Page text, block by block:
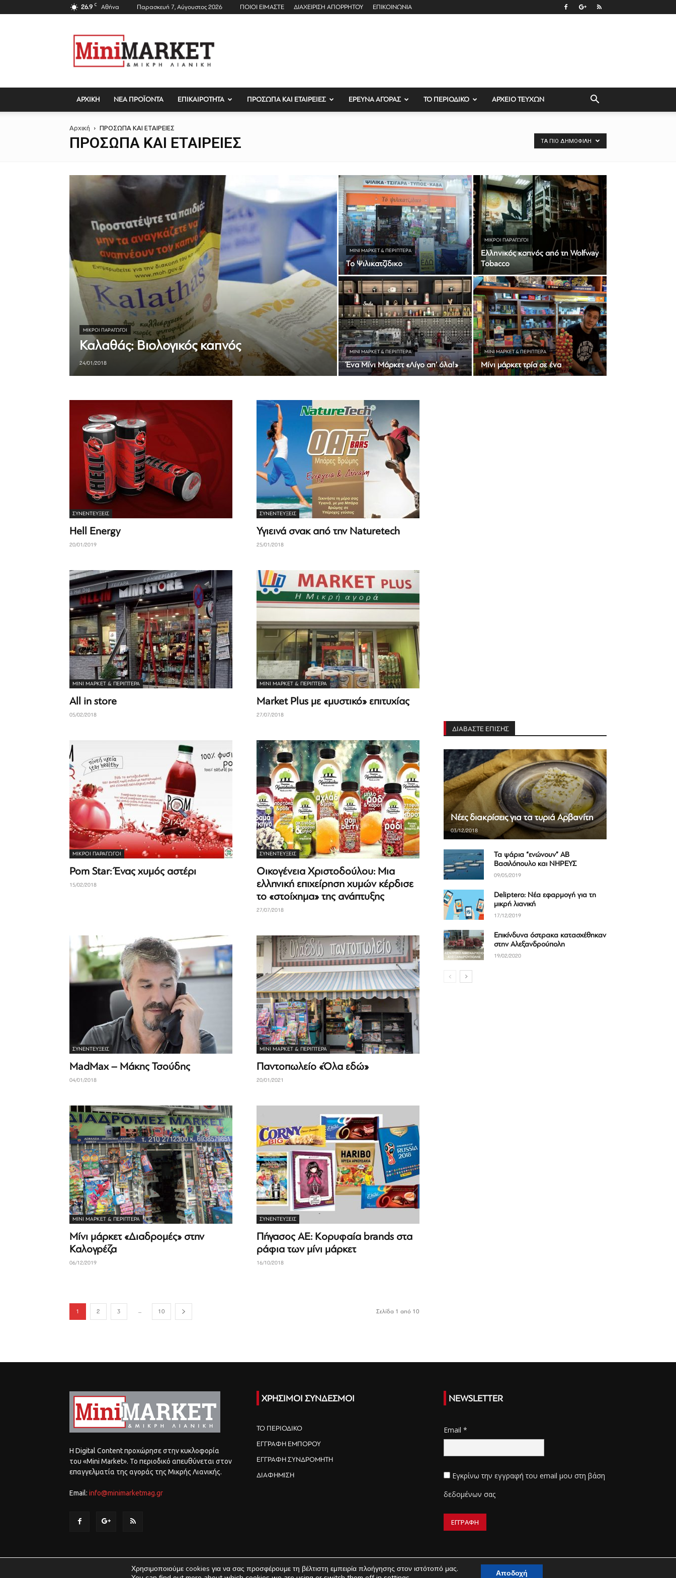
26.9 C Αθήνα Παρασκευή 7, Αύγουστος 2026 ΠΟΙΟΙ ΕΙΜΑΣΤΕ ΔΙΑΧΕΙΡΙΣΗ ΑΠΟΡΡΗΤΟΥ ΕΠΙΚΟΙΝΩΝΙΑ
Mini
Market
Magazine
ΑΡΧΙΚΗ ΝΕΑ ΠΡΟΪΟΝΤΑ ΕΠΙΚΑΙΡΟΤΗΤΑ ΠΡΟΣΩΠΑ ΚΑΙ ΕΤΑΙΡΕΙΕΣ ΕΡΕΥΝΑ ΑΓΟΡΑΣ ΤΟ ΠΕΡΙΟΔΙΚΟ ΑΡΧΕΙΟ ΤΕΥΧΩΝ
Αρχική ΠΡΟΣΩΠΑ ΚΑΙ ΕΤΑΙΡΕΙΕΣ
ΠΡΟΣΩΠΑ ΚΑΙ ΕΤΑΙΡΕΙΕΣ ΤΑ ΠΙΟ ΔΗΜΟΦΙΛΉ
ΜΙΚΡΟΊ ΠΑΡΑΓΩΓΟΊ
Καλαθάς: Βιολογικός καπνός
24/01/2018
ΜΊΝΙ ΜΆΡΚΕΤ & ΠΕΡΊΠΤΕΡΑ
Το Ψιλικατζίδικο
ΜΙΚΡΟΊ ΠΑΡΑΓΩΓΟΊ
Ελληνικός καπνός από τη Wolfway
Tobacco
ΜΊΝΙ ΜΆΡΚΕΤ & ΠΕΡΊΠΤΕΡΑ
Ένα Μίνι Μάρκετ «Λίγο απ’ όλα!»
ΜΊΝΙ ΜΆΡΚΕΤ & ΠΕΡΊΠΤΕΡΑ
Μίνι μάρκετ τρία σε ένα
ΣΥΝΕΝΤΕΎΞΕΙΣ
Hell Energy
20/01/2019
ΣΥΝΕΝΤΕΎΞΕΙΣ
Υγιεινά σνακ από την Naturetech
25/01/2018
ΜΊΝΙ ΜΆΡΚΕΤ & ΠΕΡΊΠΤΕΡΑ
All in store
05/02/2018
ΜΊΝΙ ΜΆΡΚΕΤ & ΠΕΡΊΠΤΕΡΑ
Market Plus με «μυστικό» επιτυχίας
27/07/2018
ΜΙΚΡΟΊ ΠΑΡΑΓΩΓΟΊ
Pom Star: Ένας χυμός αστέρι
15/02/2018
ΣΥΝΕΝΤΕΎΞΕΙΣ
Οικογένεια Χριστοδούλου: Μια
ελληνική επιχείρηση χυμών κέρδισε
το «στοίχημα» της ανάπτυξης
27/07/2018
ΣΥΝΕΝΤΕΎΞΕΙΣ
MadMax – Μάκης Τσούδης
04/01/2018
ΜΊΝΙ ΜΆΡΚΕΤ & ΠΕΡΊΠΤΕΡΑ
Παντοπωλείο «Όλα εδώ»
20/01/2021
ΜΊΝΙ ΜΆΡΚΕΤ & ΠΕΡΊΠΤΕΡΑ
Μίνι μάρκετ «Διαδρομές» στην
Καλογρέζα
06/12/2019
ΣΥΝΕΝΤΕΎΞΕΙΣ
Πήγασος ΑΕ: Κορυφαία brands στα
ράφια των μίνι μάρκετ
16/10/2018
1 2 3 ... 10 Σελίδα 1 από 10
ΔΙΑΒΑΣΤΕ ΕΠΙΣΗΣ
Νέες διακρίσεις για τα τυριά Αρβανίτη
03/12/2018
Τα ψάρια “ενώνουν” ΑΒ
Βασιλόπουλο και ΝΗΡΕΥΣ
09/05/2019
Deliptero: Nέα εφαρμογή για τη
μικρή λιανική
17/12/2019
Επικίνδυνα όστρακα κατασχέθηκαν
στην Αλεξανδρούπολη
19/02/2020
Η Digital Content προχώρησε στην κυκλοφορία
του «Mini Market». Το περιοδικό απευθύνεται στον
επαγγελματία της αγοράς της Μικρής Λιανικής.
Email: info@minimarketmag.gr
ΧΡΗΣΙΜΟΙ ΣΥΝΔΕΣΜΟΙ
ΤΟ ΠΕΡΙΟΔΙΚΟ
ΕΓΓΡΑΦΗ ΕΜΠΟΡΟΥ
ΕΓΓΡΑΦΗ ΣΥΝΔΡΟΜΗΤΗ
ΔΙΑΦΗΜΙΣΗ
NEWSLETTER
Email *
Εγκρίνω την εγγραφή του email μου στη βάση
δεδομένων σας
Χρησιμοποιούμε cookies για να σας προσφέρουμε τη βέλτιστη εμπειρία πλοήγησης στον ιστότοπό μας.
Αποδοχή